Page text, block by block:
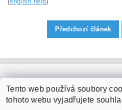
Předchozí článek
Tento web používá soubory
tohoto webu vyjadřujete